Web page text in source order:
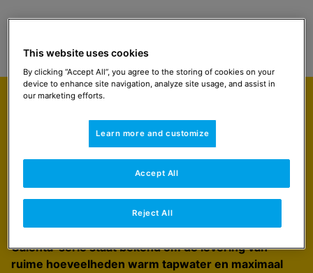
De zekerheid van tegelijkertijd
warm tapwater op meerdere
Je wilt tegelijk douchen en warm tapwater in de
keuken? Of je hebt meerdere badkamers in huis?
Kies dan voor de nieuwe Calenta Ace-Matic. De
Calenta-serie staat bekend om de levering van
ruime hoeveelheden warm tapwater en maximaal
This website uses cookies
By clicking “Accept All”, you agree to the storing of cookies on your
device to enhance site navigation, analyze site usage, and assist in
our marketing efforts.
Learn more and customize
Reject All
Accept All